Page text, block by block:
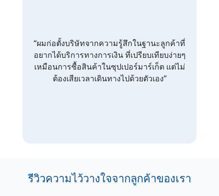
“ผมก่อตั้งบริษัทจากความรู้สึกในฐานะลูกค้าที่
อยากได้บริการทางการเงิน ที่เปรียบเทียบง่ายๆ
เหมือนการซื้อสินค้าในซุปเปอร์มาร์เก็ต แต่ไม่
ต้องเสียเวลาเดินทางไปด้วยตัวเอง”
รีวิวความไว้วางใจจากลูกค้าของเรา